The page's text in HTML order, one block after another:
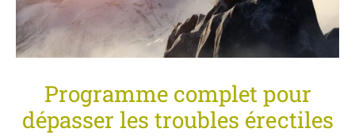
Programme complet pour
dépasser les troubles érectiles